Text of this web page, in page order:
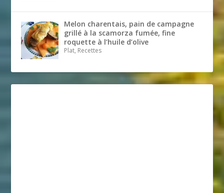
Melon charentais, pain de campagne
grillé à la scamorza fumée, fine
roquette à l’huile d’olive
Plat, Recettes